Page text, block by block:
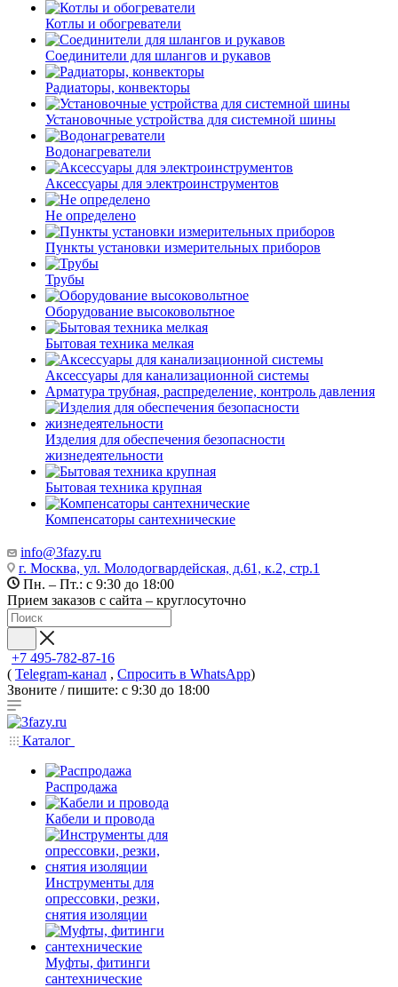
Котлы и обогреватели
Соединители для шлангов и рукавов
Радиаторы, конвекторы
Установочные устройства для системной шины
Водонагреватели
Аксессуары для электроинструментов
Не определено
Пункты установки измерительных приборов
Трубы
Оборудование высоковольтное
Бытовая техника мелкая
Аксессуары для канализационной системы
Арматура трубная, распределение, контроль давления
Изделия для обеспечения безопасности
жизнедеятельности
Бытовая техника крупная
Компенсаторы сантехнические
info@3fazy.ru
г. Москва, ул. Молодогвардейская, д.61, к.2, стр.1
Пн. – Пт.: с 9:30 до 18:00
Прием заказов с сайта – круглосуточно
+7 495-782-87-16
( Telegram-канал , Спросить в WhatsApp)
Звоните / пишите: с 9:30 до 18:00
Каталог
Распродажа
Кабели и провода
Инструменты для
опрессовки, резки,
снятия изоляции
Муфты, фитинги
сантехнические